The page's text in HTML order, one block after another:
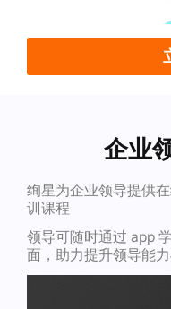
企业
绚星为企业领导提供
训课程
领导可随时通过 app
面，助力提升领导能